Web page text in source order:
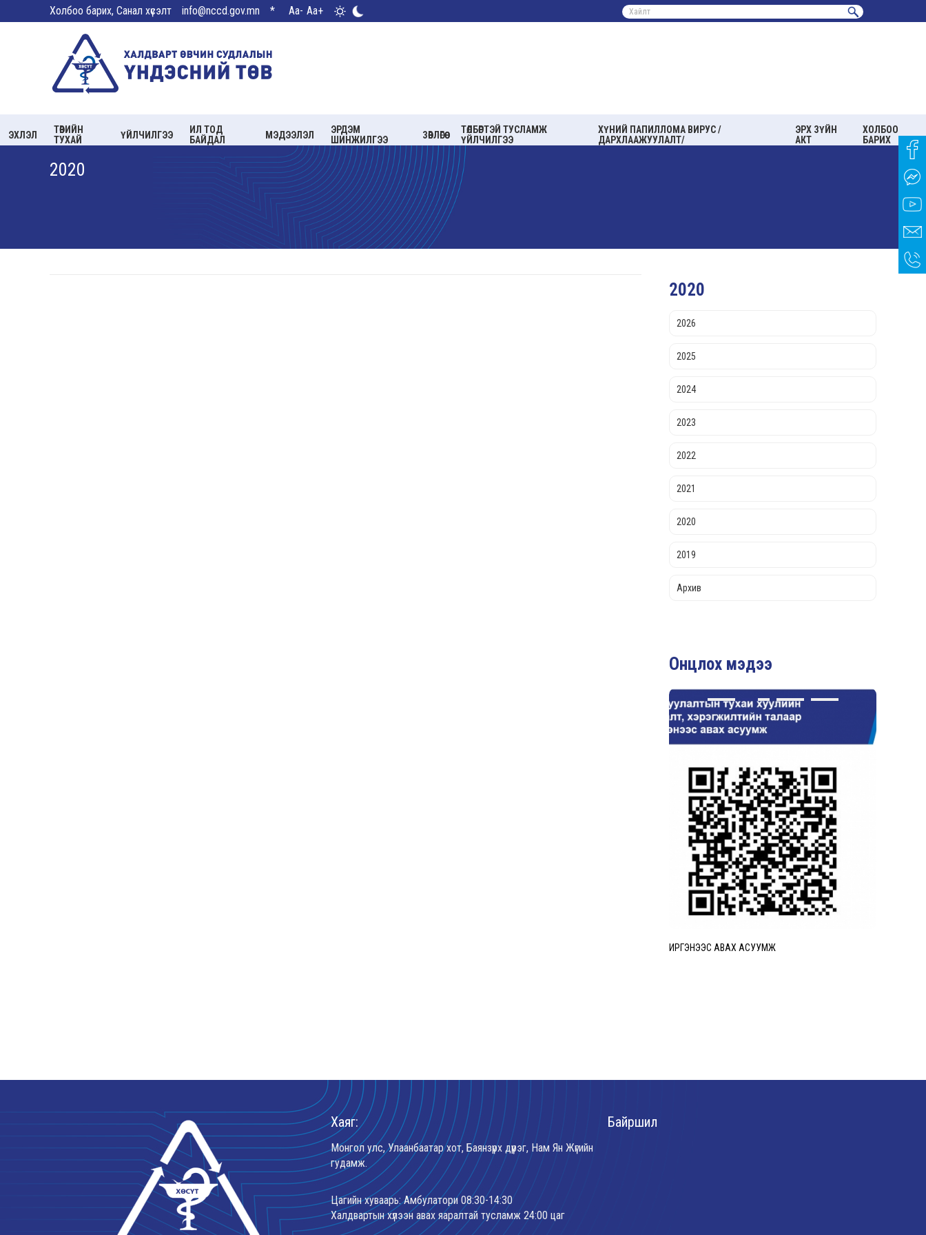
Холбоо барих, Санал хүсэлт info@nccd.gov.mn * Aa- Aa+
ЭХЛЭЛ
ТӨВИЙН
ТУХАЙ
ҮЙЛЧИЛГЭЭ
ИЛ ТОД
БАЙДАЛ
МЭДЭЭЛЭЛ
ЭРДЭМ
ШИНЖИЛГЭЭ
ЗӨВЛӨГӨӨ
ТӨЛБӨРТЭЙ ТУСЛАМЖ
ҮЙЛЧИЛГЭЭ
ХҮНИЙ ПАПИЛЛОМА ВИРУС /
ДАРХЛААЖУУЛАЛТ/
ЭРХ ЗҮЙН
АКТ
ХОЛБОО
БАРИХ
2020
2020
2026
2025
2024
2023
2022
2021
2020
2019
Архив
Онцлох мэдээ
ИРГЭНЭЭС АВАХ АСУУМЖ
Хаяг:
Монгол улс, Улаанбаатар хот, Баянзүрх дүүрэг, Нам Ян Жүгийн
гудамж.
Цагийн хуваарь: Амбулатори 08:30-14:30
Халдвартын хүлээн авах яаралтай тусламж 24:00 цаг
Байршил